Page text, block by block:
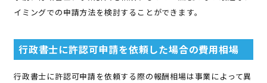
イミングでの申請方法を検討することができます。
行政書士に許認可申請を依頼した場合の費用相場
行政書士に許認可申請を依頼する際の報酬相場は事業によって異